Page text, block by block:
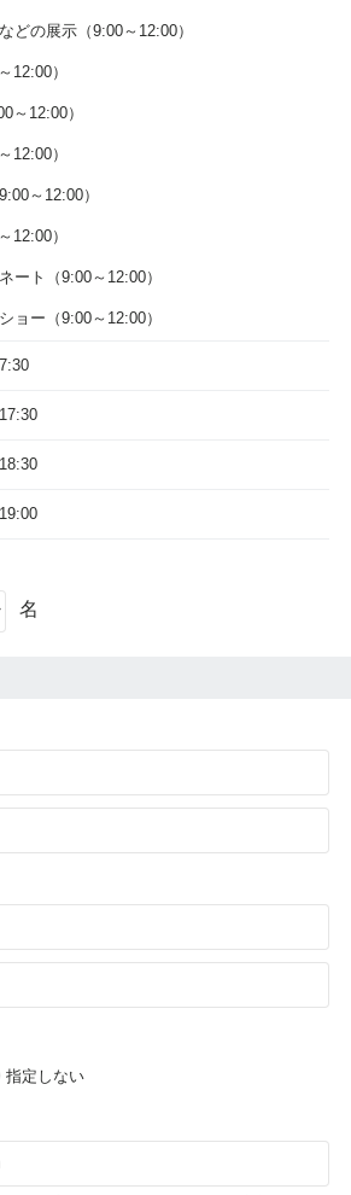
どの展示（9:00～12:00）
12:00）
～12:00）
12:00）
～12:00）
12:00）
ート（9:00～12:00）
ョー（9:00～12:00）
名
指定しない